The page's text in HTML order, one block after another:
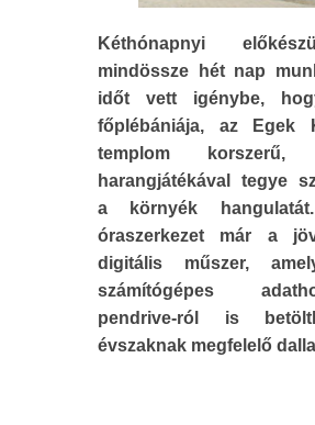
Kéthónapnyi
mindössze hét nap
időt vett igénybe,
főplébániája, az Egek
templom korszerű,
harangjátékával tegye
a környék
óraszerkezet már a
digitális műszer,
számítógépes
pendrive-ról is
évszaknak megfelelő